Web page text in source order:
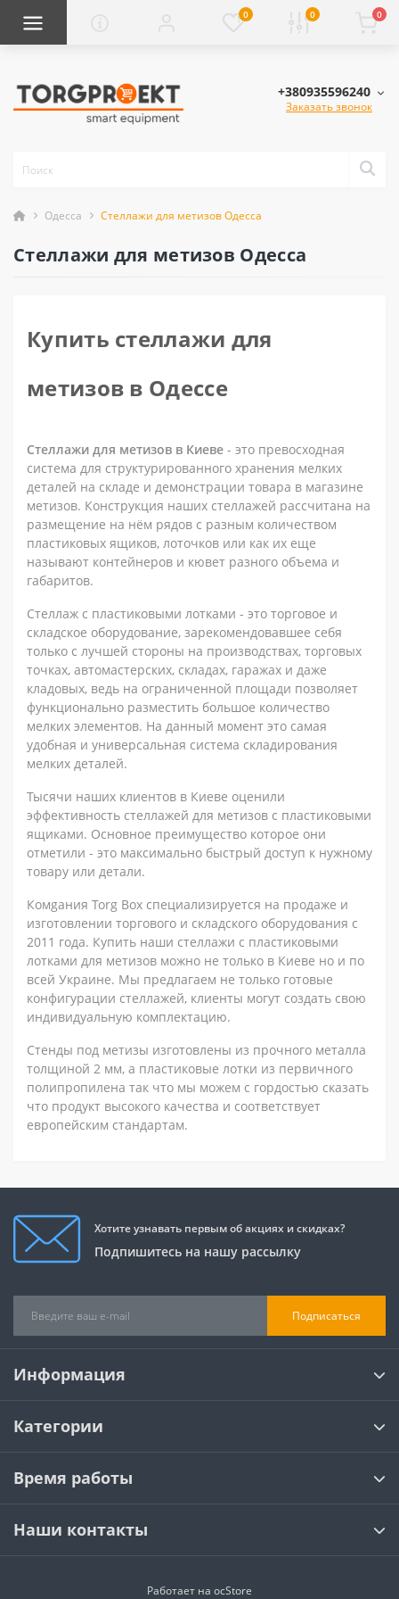
0 0 0
+380935596240
Заказать звонок
Одесса Стеллажи для метизов Одесса
Стеллажи для метизов Одесса
Купить стеллажи для
метизов в Одессе
Стеллажи для метизов в Киеве - это превосходная
система для структурированного хранения мелких
деталей на складе и демонстрации товара в магазине
метизов. Конструкция наших стеллажей рассчитана на
размещение на нём рядов с разным количеством
пластиковых ящиков, лоточков или как их еще
называют контейнеров и кювет разного объема и
габаритов.
Стеллаж с пластиковыми лотками - это торговое и
складское оборудование, зарекомендовавшее себя
только с лучшей стороны на производствах, торговых
точках, автомастерских, складах, гаражах и даже
кладовых, ведь на ограниченной площади позволяет
функционально разместить большое количество
мелких элементов. На данный момент это самая
удобная и универсальная система складирования
мелких деталей.
Тысячи наших клиентов в Киеве оценили
эффективность стеллажей для метизов с пластиковыми
ящиками. Основное преимущество которое они
отметили - это максимально быстрый доступ к нужному
товару или детали.
Комgания Torg Box специализируется на продаже и
изготовлении торгового и складского оборудования с
2011 года. Купить наши стеллажи с пластиковыми
лотками для метизов можно не только в Киеве но и по
всей Украине. Мы предлагаем не только готовые
конфигурации стеллажей, клиенты могут создать свою
индивидуальную комплектацию.
Стенды под метизы изготовлены из прочного металла
толщиной 2 мм, а пластиковые лотки из первичного
полипропилена так что мы можем с гордостью сказать
что продукт высокого качества и соответствует
европейским стандартам.
Хотите узнавать первым об акциях и скидках?
Подпишитесь на нашу рассылку
Подписаться
Информация
Категории
Время работы
Наши контакты
Работает на ocStore